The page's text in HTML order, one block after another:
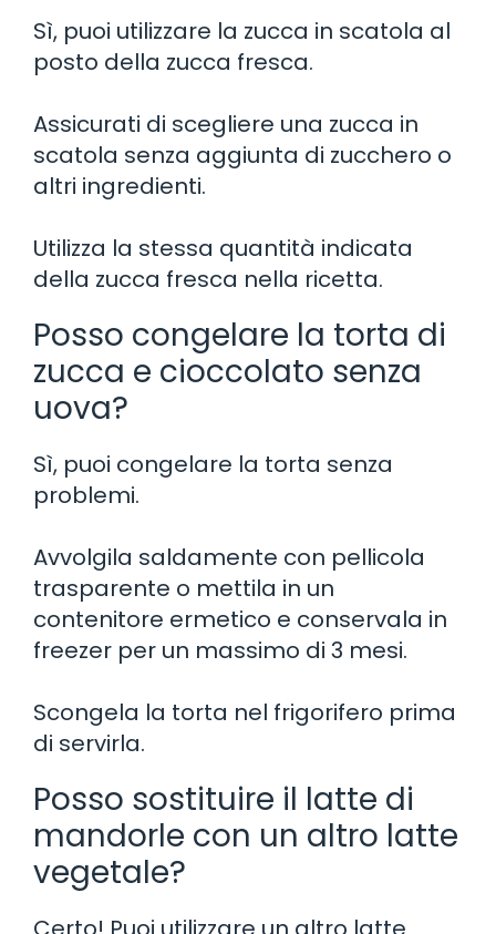
Sì, puoi utilizzare la zucca in scatola al
posto della zucca fresca.
Assicurati di scegliere una zucca in
scatola senza aggiunta di zucchero o
altri ingredienti.
Utilizza la stessa quantità indicata
della zucca fresca nella ricetta.
Posso congelare la torta di
zucca e cioccolato senza
uova?
Sì, puoi congelare la torta senza
problemi.
Avvolgila saldamente con pellicola
trasparente o mettila in un
contenitore ermetico e conservala in
freezer per un massimo di 3 mesi.
Scongela la torta nel frigorifero prima
di servirla.
Posso sostituire il latte di
mandorle con un altro latte
vegetale?